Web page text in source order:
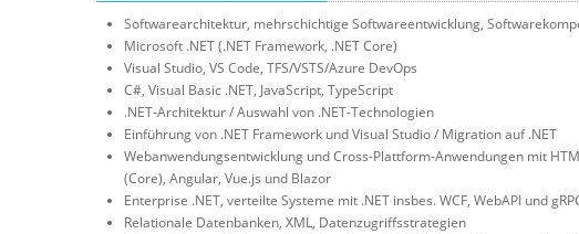
Softwarearchitektur, mehrschichtige Softwareentwicklung,
Microsoft .NET (.NET Framework, .NET Core)
Visual Studio, VS Code, TFS/VSTS/Azure DevOps
C#, Visual Basic .NET, JavaScript, TypeScript
.NET-Architektur / Auswahl von .NET-Technologien
Einführung von .NET Framework und Visual Studio / Migration auf .NET
Webanwendungsentwicklung und Cross-Plattform-Anwendungen mit
(Core), Angular, Vue.js und Blazor
Enterprise .NET, verteilte Systeme mit .NET insbes. WCF, WebAPI und
Relationale Datenbanken, XML, Datenzugriffsstrategien